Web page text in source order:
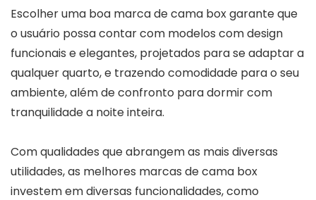
Escolher uma boa marca de cama box garante que
o usuário possa contar com modelos com design
funcionais e elegantes, projetados para se adaptar a
qualquer quarto, e trazendo comodidade para o seu
ambiente, além de confronto para dormir com
tranquilidade a noite inteira.
Com qualidades que abrangem as mais diversas
utilidades, as melhores marcas de cama box
investem em diversas funcionalidades, como